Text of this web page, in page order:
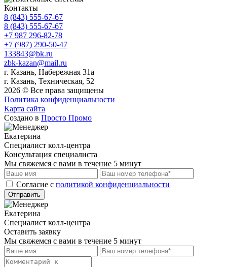
Контакты
8 (843) 555-67-67
8 (843) 555-67-67
+7 987 296-82-78
+7 (987) 290-50-47
133843@bk.ru
zbk-kazan@mail.ru
г. Казань, Набережная 31а
г. Казань, Техническая, 52
2026 © Все права защищены
Политика конфиденциальности
Карта сайта
Создано в Просто Промо
Екатерина
Специалист колл-центра
Консультация специалиста
Мы свяжемся с вами в течение 5 минут
Cогласие с политикой конфиденциальности
Отправить
Екатерина
Специалист колл-центра
Оставить заявку
Мы свяжемся с вами в течение 5 минут